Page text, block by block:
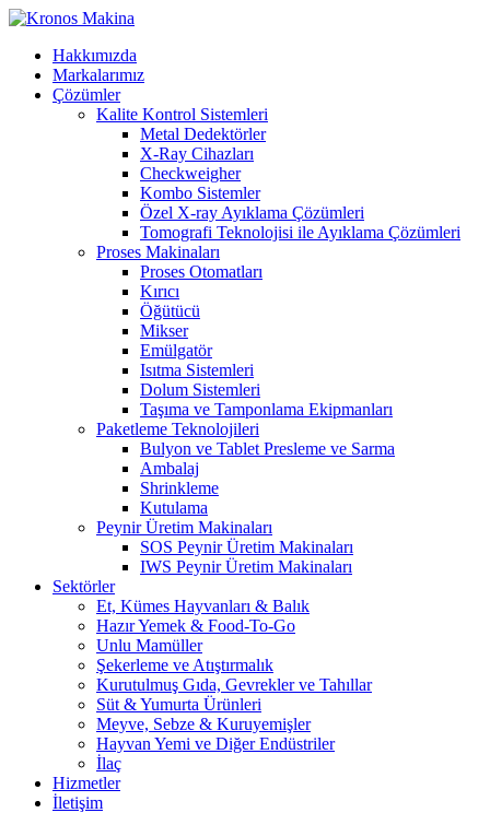
Hakkımızda
Markalarımız
Çözümler
Kalite Kontrol Sistemleri
Metal Dedektörler
X-Ray Cihazları
Checkweigher
Kombo Sistemler
Özel X-ray Ayıklama Çözümleri
Tomografi Teknolojisi ile Ayıklama Çözümleri
Proses Makinaları
Proses Otomatları
Kırıcı
Öğütücü
Mikser
Emülgatör
Isıtma Sistemleri
Dolum Sistemleri
Taşıma ve Tamponlama Ekipmanları
Paketleme Teknolojileri
Bulyon ve Tablet Presleme ve Sarma
Ambalaj
Shrinkleme
Kutulama
Peynir Üretim Makinaları
SOS Peynir Üretim Makinaları
IWS Peynir Üretim Makinaları
Sektörler
Et, Kümes Hayvanları & Balık
Hazır Yemek & Food-To-Go
Unlu Mamüller
Şekerleme ve Atıştırmalık
Kurutulmuş Gıda, Gevrekler ve Tahıllar
Süt & Yumurta Ürünleri
Meyve, Sebze & Kuruyemişler
Hayvan Yemi ve Diğer Endüstriler
İlaç
Hizmetler
İletişim